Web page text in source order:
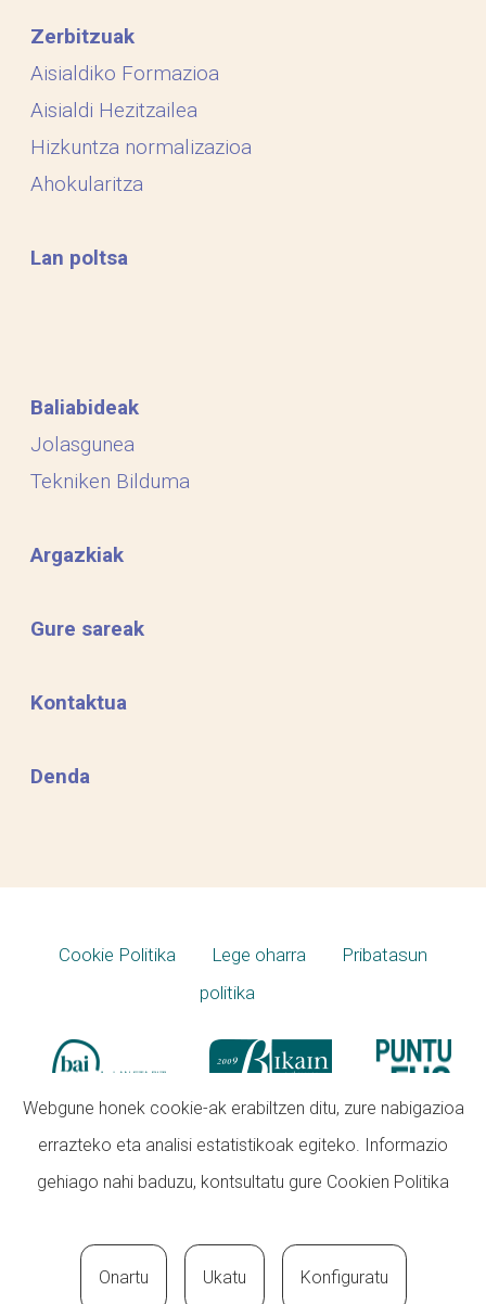
Zerbitzuak
Aisialdiko Formazioa
Aisialdi Hezitzailea
Hizkuntza normalizazioa
Ahokularitza
Lan poltsa
Baliabideak
Jolasgunea
Tekniken Bilduma
Argazkiak
Gure sareak
Kontaktua
Denda
Cookie Politika Lege oharra
Pribatasun
politika
Webgune honek cookie-ak erabiltzen ditu, zure nabigazioa
errazteko eta analisi estatistikoak egiteko. Informazio
gehiago nahi baduzu, kontsultatu gure Cookien Politika
Onartu Ukatu Konfiguratu